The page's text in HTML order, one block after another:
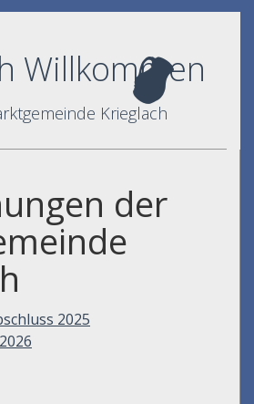
Willkommen
Krieglach
der
2025